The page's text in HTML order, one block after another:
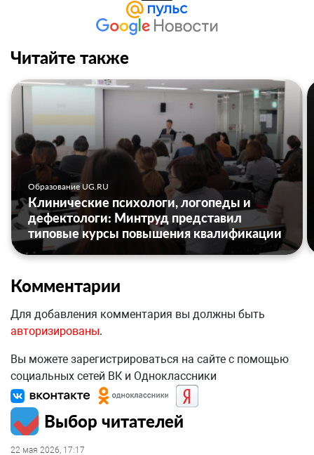
Читайте также
Образование UG.RU
Клинические психологи, логопеды и
дефектологи: Минтруд представил
типовые курсы повышения квалификации
Комментарии
Для добавления комментария вы должны быть
авторизированы.
Вы можете зарегистрироваться на сайте с помощью
социальных сетей ВК и Одноклассники
Выбор читателей
22 мая 2026, 17:17